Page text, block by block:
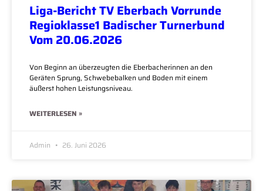
Liga-Bericht TV Eberbach Vorrunde
Regioklasse1 Badischer Turnerbund
Vom 20.06.2026
Von Beginn an überzeugten die Eberbacherinnen an den
Geräten Sprung, Schwebebalken und Boden mit einem
äußerst hohen Leistungsniveau.
WEITERLESEN »
Admin 26. Juni 2026